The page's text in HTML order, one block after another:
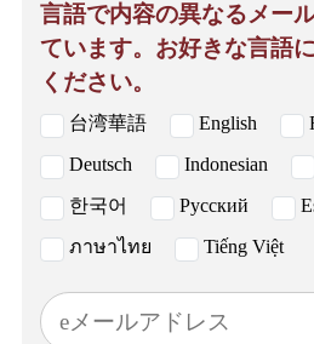
言語で内容の異なるメー
ています。お好きな言語
ください。
台湾華語 English
Deutsch
Indonesian
한국어
Русский
ภาษาไทย
Tiếng Việt